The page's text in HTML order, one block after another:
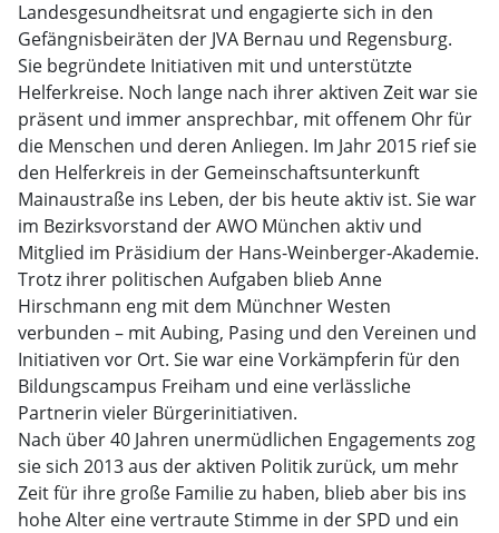
Landesgesundheitsrat und engagierte sich in den
Gefängnisbeiräten der JVA Bernau und Regensburg.
Sie begründete Initiativen mit und unterstützte
Helferkreise. Noch lange nach ihrer aktiven Zeit war sie
präsent und immer ansprechbar, mit offenem Ohr für
die Menschen und deren Anliegen. Im Jahr 2015 rief sie
den Helferkreis in der Gemeinschaftsunterkunft
Mainaustraße ins Leben, der bis heute aktiv ist. Sie war
im Bezirksvorstand der AWO München aktiv und
Mitglied im Präsidium der Hans-Weinberger-Akademie.
Trotz ihrer politischen Aufgaben blieb Anne
Hirschmann eng mit dem Münchner Westen
verbunden – mit Aubing, Pasing und den Vereinen und
Initiativen vor Ort. Sie war eine Vorkämpferin für den
Bildungscampus Freiham und eine verlässliche
Partnerin vieler Bürgerinitiativen.
Nach über 40 Jahren unermüdlichen Engagements zog
sie sich 2013 aus der aktiven Politik zurück, um mehr
Zeit für ihre große Familie zu haben, blieb aber bis ins
hohe Alter eine vertraute Stimme in der SPD und ein